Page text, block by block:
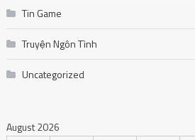
Tin Game
Truyện Ngôn Tình
Uncategorized
August 2026